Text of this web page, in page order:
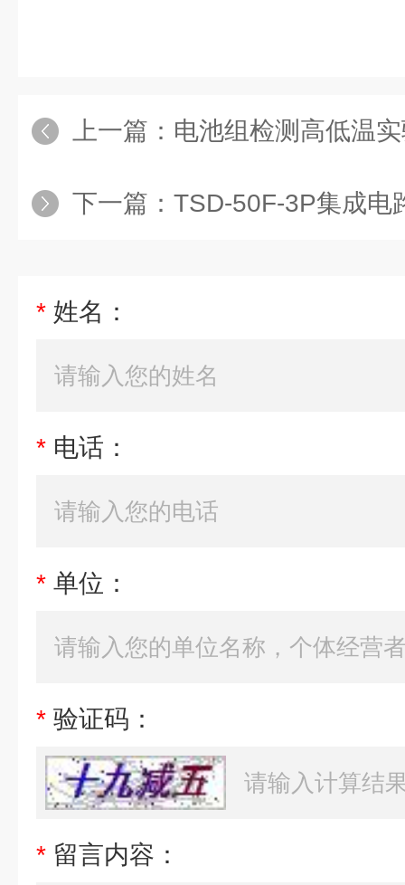
上一篇： 电池组检测高低温
下一篇： TSD-50F-3P集成电路
* 姓名：
* 电话：
* 单位：
* 验证码：
* 留言内容：